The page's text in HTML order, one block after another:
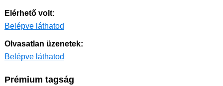
Elérhető volt:
Belépve láthatod
Olvasatlan üzenetek:
Belépve láthatod
Prémium tagság